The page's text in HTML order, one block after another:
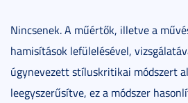
Nincsenek. A műértők, illetve a
hamisítások lefülelésével,
úgynevezett stíluskritikai módszert
leegyszerűsítve, ez a módszer